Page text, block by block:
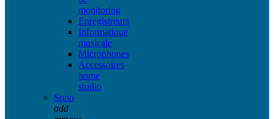
monitoring
Enregistreurs
Informatique
musicale
Microphones
Accessoires
home
studio
Sono
add